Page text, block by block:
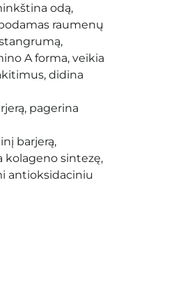
odą,
raumenų
A forma, veikia
didina
pagerina
barjerą,
kolageno sintezę,
antioksidaciniu